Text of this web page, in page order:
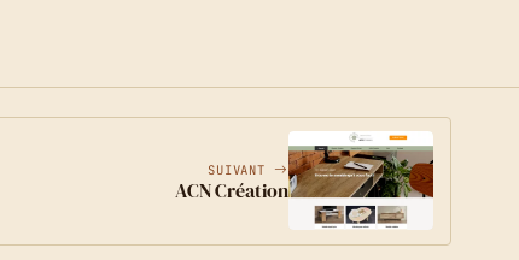
SUIVANT
ACN Création